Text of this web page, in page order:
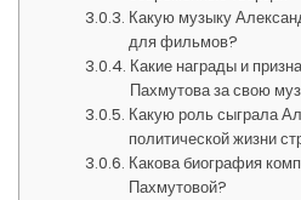
Какую музыку
для фильмов?
Какие награды и
Пахмутова за свою
Какую роль сыграла
политической жизни
Какова биография
Пахмутовой?